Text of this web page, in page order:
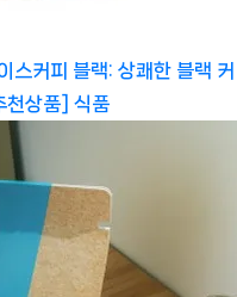
스커피 블랙: 상쾌한 블랙 커
상품] 식품